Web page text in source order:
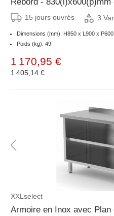
Rebord -
15 jours ouvrés 3
Dimensions (mm): H850 x L900 x P600
Poids (kg): 49
1 170,95 €
1 405,14 €
XXLselect
Armoire en Inox avec